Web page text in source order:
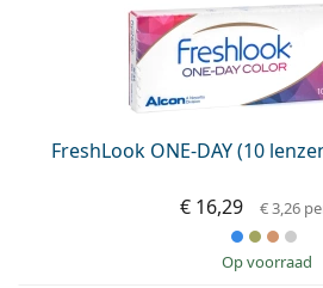
FreshLook ONE-DAY (10
€ 16,29 € 3,26
op voorraad